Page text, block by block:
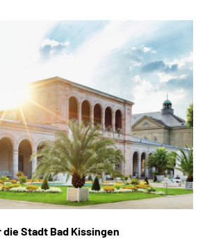
Stadt Bad Kissingen